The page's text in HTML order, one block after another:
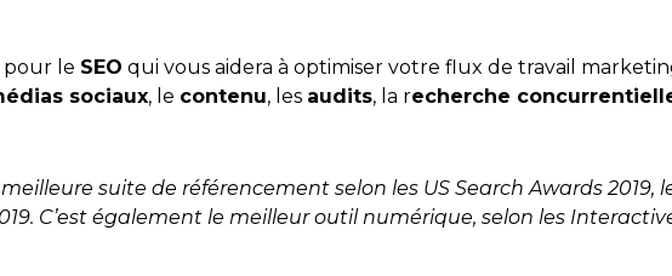
pour le SEO qui vous aidera à optimiser votre flux de travail
sociaux, le contenu, les audits, la recherche
suite de référencement selon les US Search Awards 2019,
C’est également le meilleur outil numérique, selon les